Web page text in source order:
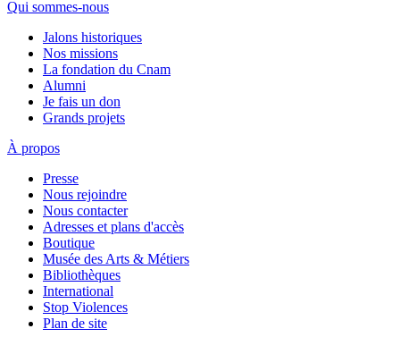
Qui sommes-nous
Jalons historiques
Nos missions
La fondation du Cnam
Alumni
Je fais un don
Grands projets
À propos
Presse
Nous rejoindre
Nous contacter
Adresses et plans d'accès
Boutique
Musée des Arts & Métiers
Bibliothèques
International
Stop Violences
Plan de site